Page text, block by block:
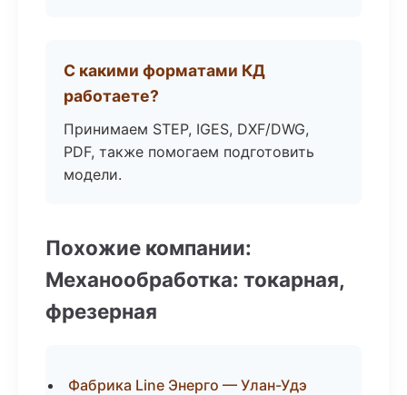
С какими форматами КД
работаете?
Принимаем STEP, IGES, DXF/DWG,
PDF, также помогаем подготовить
модели.
Похожие компании:
Механообработка: токарная,
фрезерная
Фабрика Line Энерго — Улан-Удэ